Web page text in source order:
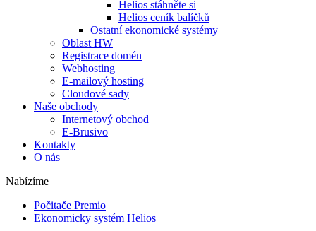
Helios stáhněte si
Helios ceník balíčků
Ostatní ekonomické systémy
Oblast HW
Registrace domén
Webhosting
E-mailový hosting
Cloudové sady
Naše obchody
Internetový obchod
E-Brusivo
Kontakty
O nás
Nabízíme
Počitače Premio
Ekonomicky systém Helios